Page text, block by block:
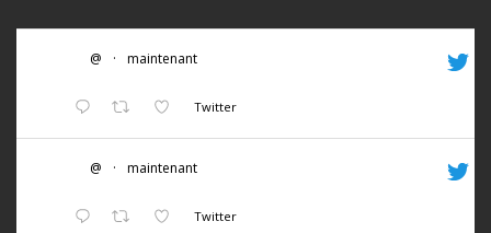
@ · maintenant
Twitter
@ · maintenant
Twitter